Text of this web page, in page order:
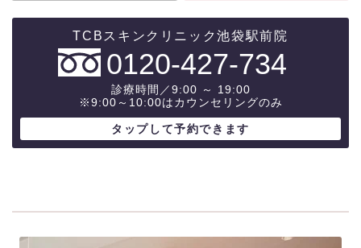
0120-427-734
診療時間／9:00 ～ 19:00
※9:00～10:00はカウンセリングのみ